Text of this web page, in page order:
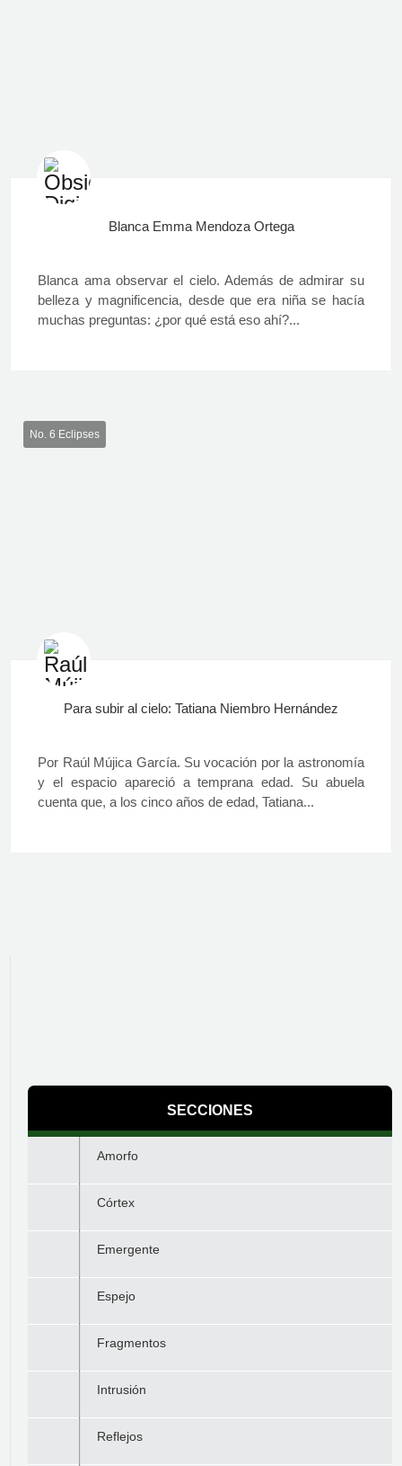
Blanca Emma Mendoza Ortega
Blanca ama observar el cielo. Además de admirar su
belleza y magnificencia, desde que era niña se hacía
muchas preguntas: ¿por qué está eso ahí?...
No. 6 Eclipses
Para subir al cielo: Tatiana Niembro Hernández
Por Raúl Mújica García. Su vocación por la astronomía
y el espacio apareció a temprana edad. Su abuela
cuenta que, a los cinco años de edad, Tatiana...
SECCIONES
Amorfo
Córtex
Emergente
Espejo
Fragmentos
Intrusión
Reflejos